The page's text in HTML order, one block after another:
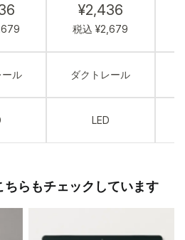
ール
¥2,436
税込 ¥2,679
ダクトレール
LED
ちらもチェックしています